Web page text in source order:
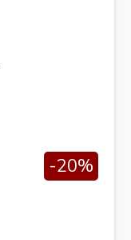
-20%